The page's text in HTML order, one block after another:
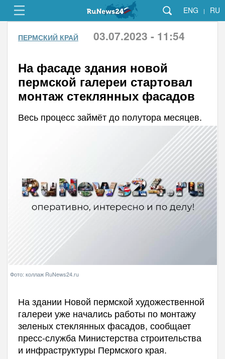
ENG | RU
ПЕРМСКИЙ КРАЙ 03.07.2023 - 11:54
На фасаде здания новой
пермской галереи стартовал
монтаж стеклянных фасадов
Весь процесс займёт до полутора месяцев.
Фото: коллаж RuNews24.ru
На здании Новой пермской художественной
галереи уже начались работы по монтажу
зеленых стеклянных фасадов, сообщает
пресс-служба Министерства строительства
и инфраструктуры Пермского края.